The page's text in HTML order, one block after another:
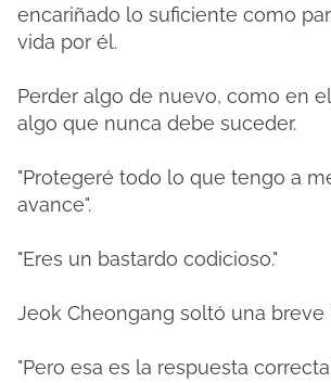
encariñado lo suficiente como
vida por él.
Perder algo de nuevo, como en
algo que nunca debe suceder.
"Protegeré todo lo que tengo a
avance".
"Eres un bastardo codicioso."
Jeok Cheongang soltó una breve
"Pero esa es la respuesta